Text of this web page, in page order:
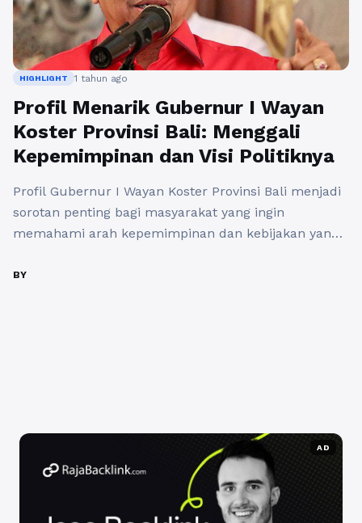
HIGHLIGHT 1 tahun ago
Profil Menarik Gubernur I Wayan
Koster Provinsi Bali: Menggali
Kepemimpinan dan Visi Politiknya
Profil Gubernur I Wayan Koster Provinsi Bali menjadi
sorotan penting bagi masyarakat yang ingin
memahami arah kepemimpinan dan kebijakan yang
Koster, yang menjabat sejak tahun 2018, dikenal
BY
AD